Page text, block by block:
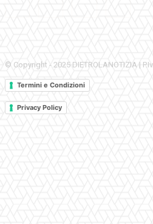
© Copyright - 2025 DIETROLANOTIZIA |
Termini e Condizioni
Privacy Policy